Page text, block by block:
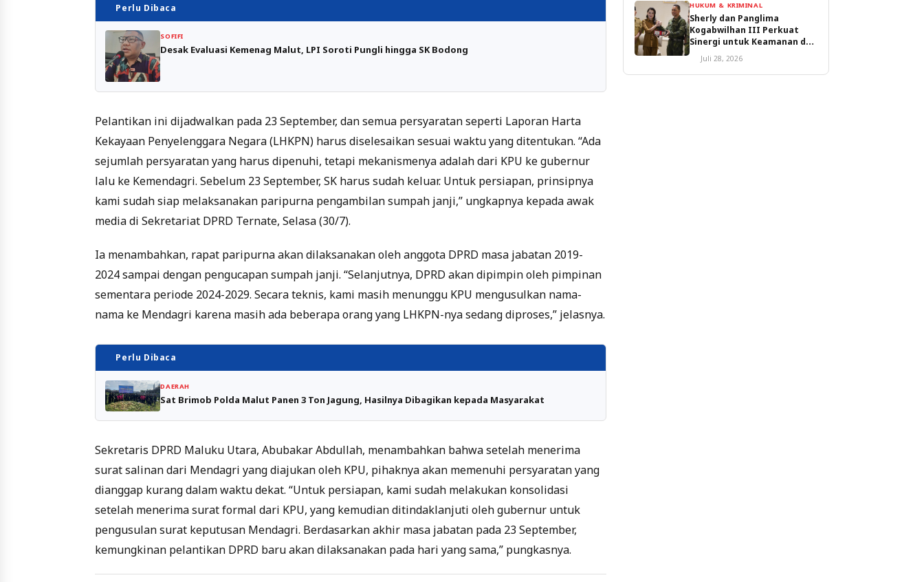
Perlu Dibaca
SOFIFI
Desak Evaluasi Kemenag Malut, LPI Soroti Pungli hingga SK Bodong
Pelantikan ini dijadwalkan pada 23 September, dan semua persyaratan seperti Laporan Harta
Kekayaan Penyelenggara Negara (LHKPN) harus diselesaikan sesuai waktu yang ditentukan. “Ada
sejumlah persyaratan yang harus dipenuhi, tetapi mekanismenya adalah dari KPU ke gubernur
lalu ke Kemendagri. Sebelum 23 September, SK harus sudah keluar. Untuk persiapan, prinsipnya
kami sudah siap melaksanakan paripurna pengambilan sumpah janji,” ungkapnya kepada awak
media di Sekretariat DPRD Ternate, Selasa (30/7).
Ia menambahkan, rapat paripurna akan dilaksanakan oleh anggota DPRD masa jabatan 2019-
2024 sampai dengan pengucapan sumpah janji. “Selanjutnya, DPRD akan dipimpin oleh pimpinan
sementara periode 2024-2029. Secara teknis, kami masih menunggu KPU mengusulkan nama-
nama ke Mendagri karena masih ada beberapa orang yang LHKPN-nya sedang diproses,” jelasnya.
Perlu Dibaca
DAERAH
Sat Brimob Polda Malut Panen 3 Ton Jagung, Hasilnya Dibagikan kepada Masyarakat
Sekretaris DPRD Maluku Utara, Abubakar Abdullah, menambahkan bahwa setelah menerima
surat salinan dari Mendagri yang diajukan oleh KPU, pihaknya akan memenuhi persyaratan yang
dianggap kurang dalam waktu dekat. “Untuk persiapan, kami sudah melakukan konsolidasi
setelah menerima surat formal dari KPU, yang kemudian ditindaklanjuti oleh gubernur untuk
pengusulan surat keputusan Mendagri. Berdasarkan akhir masa jabatan pada 23 September,
kemungkinan pelantikan DPRD baru akan dilaksanakan pada hari yang sama,” pungkasnya.
HUKUM & KRIMINAL
Sherly dan Panglima
Kogabwilhan III Perkuat
Sinergi untuk Keamanan dan
Pembangunan Malut
Juli 28, 2026